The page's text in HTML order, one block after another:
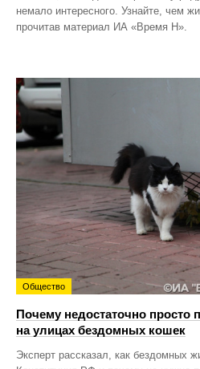
немало интересного. Узнайте, чем
прочитав материал ИА «Время Н».
Общество
Почему недостаточно просто
на улицах бездомных кошек
Эксперт рассказал, как бездомных